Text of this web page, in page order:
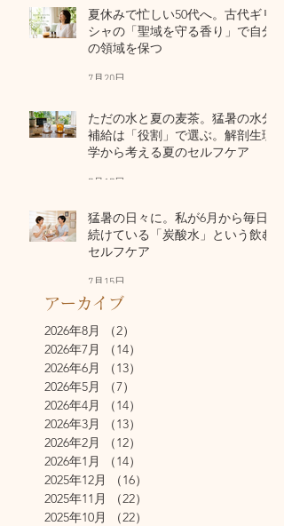
夏休みで忙しい50代へ。古代ギリ
シャの「聖域を守る香り」で自分
の領域を保つ
7月20日
ただの水と夏の麦茶。猛暑の水分
補給は「役割」で選ぶ。解剖生理
学から考える夏のセルフケア
7月17日
猛暑の日々に。私が6月から毎日
続けている「炭酸水」という飲む
セルフケア
7月15日
アーカイブ
2026年8月
（2）
2026年7月
（14）
2026年6月
（13）
2026年5月
（7）
2026年4月
（14）
2026年3月
（13）
2026年2月
（12）
2026年1月
（14）
2025年12月
（16）
2025年11月
（22）
2025年10月
（22）